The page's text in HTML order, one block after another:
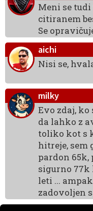
Meni se
citiranem
Se
aichi
Nisi se,
milky
Evo zdaj,
da lahko z
toliko kot s
hitreje, sem
pardon 65k,
sigurno 77k
leti ...
zadovoljen